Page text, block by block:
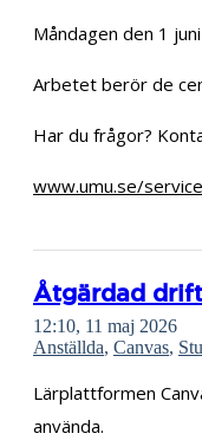
Måndagen den 1
Arbetet berör de
Har du frågor?
www.umu.se/
Åtgärdad
12:10, 11 maj 2026
Anställda, Canvas,
Lärplattformen
använda.